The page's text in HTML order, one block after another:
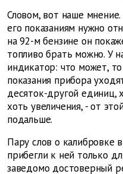
Словом, вот наше
его показаниям нужно
на 92-м бензине он
топливо брать можно. У
индикатор: что может,
показания прибора
десяток-другой единиц,
хоть увеличения, - от
подальше.
Пару слов о калибровке
прибегли к ней только
заведомо достоверный